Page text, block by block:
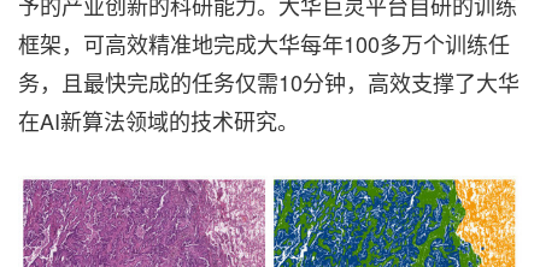
框架，可高效精准地完成大华每年100多万个训练任
务，且最快完成的任务仅需10分钟，高效支撑了大华
在AI新算法领域的技术研究。